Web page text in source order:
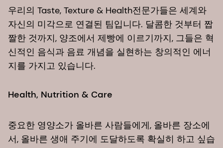
우리의 Taste, Texture & Health전문가들은 세계와
자신의 미각으로 연결된 팀입니다. 달콤한 것부터 짭
짤한 것까지, 양조에서 제빵에 이르기까지, 그들은 혁
신적인 음식과 음료 개념을 실현하는 창의적인 에너
지를 가지고 있습니다.
Health, Nutrition & Care
중요한 영양소가 올바른 사람들에게, 올바른 장소에
서, 올바른 생애 주기에 도달하도록 확실히 하고 싶습